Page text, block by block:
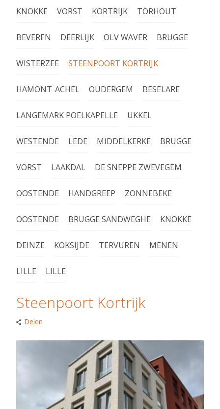
KNOKKE VORST KORTRIJK TORHOUT
BEVEREN DEERLIJK OLV WAVER BRUGGE
WISTERZEE STEENPOORT KORTRIJK
HAMONT-ACHEL OUDERGEM BESELARE
LANGEMARK POELKAPELLE UKKEL
WESTENDE LEDE MIDDELKERKE BRUGGE
VORST LAAKDAL DE SNEPPE ZWEVEGEM
OOSTENDE HANDGREEP ZONNEBEKE
OOSTENDE BRUGGE SANDWEGHE KNOKKE
DEINZE KOKSIJDE TERVUREN MENEN
LILLE LILLE
Steenpoort Kortrijk
Delen